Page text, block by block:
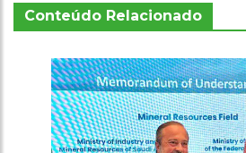
Conteúdo Relacionado